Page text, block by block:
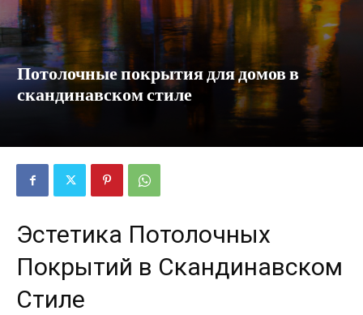
Потолочные покрытия для домов в
скандинавском стиле
Эстетика Потолочных
Покрытий в Скандинавском
Стиле